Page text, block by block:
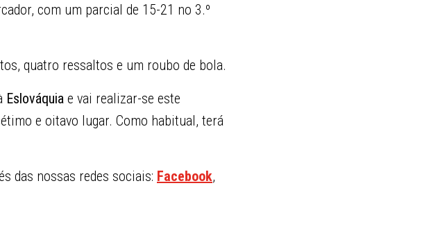
com um parcial de 15-21 no 3.º
quatro ressaltos e um roubo de bola.
Eslováquia e vai realizar-se este
e oitavo lugar. Como habitual, terá
das nossas redes sociais: Facebook,